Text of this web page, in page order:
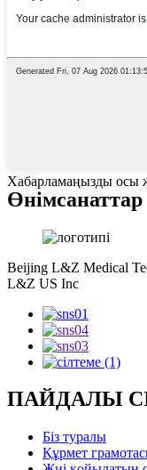
Хабарламаңызды осы
Өнімсанаттар
Beijing L&Z Medical
L&Z US Inc
ПАЙДАЛЫ
Біз туралы
Құрмет